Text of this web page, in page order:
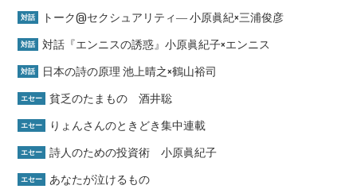
対話 トーク@セクシュアリティ― 小原眞紀×三浦俊彦
対話 対話『エンニスの誘惑』小原眞紀子×エンニス
対話 日本の詩の原理 池上晴之×鶴山裕司
エセー 貧乏のたまもの 酒井聡
エセー りょんさんのときどき集中連載
エセー 詩人のための投資術 小原眞紀子
エセー あなたが泣けるもの